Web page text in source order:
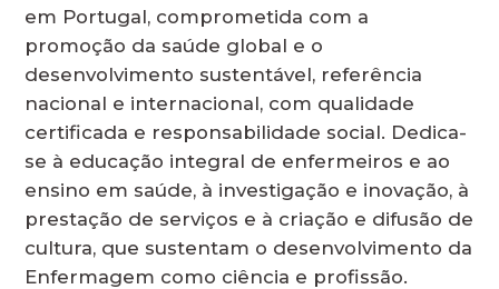
em Portugal, comprometida com a
promoção da saúde global e o
desenvolvimento sustentável, referência
nacional e internacional, com qualidade
certificada e responsabilidade social. Dedica-
se à educação integral de enfermeiros e ao
ensino em saúde, à investigação e inovação, à
prestação de serviços e à criação e difusão de
cultura, que sustentam o desenvolvimento da
Enfermagem como ciência e profissão.